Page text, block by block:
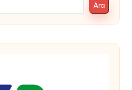
Ara